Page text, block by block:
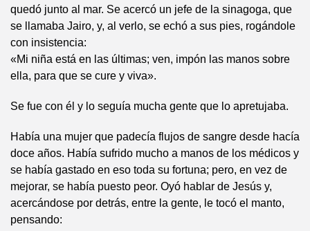
quedó junto al mar. Se acercó un jefe de la sinagoga, que
se llamaba Jairo, y, al verlo, se echó a sus pies, rogándole
con insistencia:
«Mi niña está en las últimas; ven, impón las manos sobre
ella, para que se cure y viva».
Se fue con él y lo seguía mucha gente que lo apretujaba.
Había una mujer que padecía flujos de sangre desde hacía
doce años. Había sufrido mucho a manos de los médicos y
se había gastado en eso toda su fortuna; pero, en vez de
mejorar, se había puesto peor. Oyó hablar de Jesús y,
acercándose por detrás, entre la gente, le tocó el manto,
pensando: